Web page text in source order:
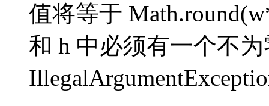
值将等于
和 h 中必须有一个不